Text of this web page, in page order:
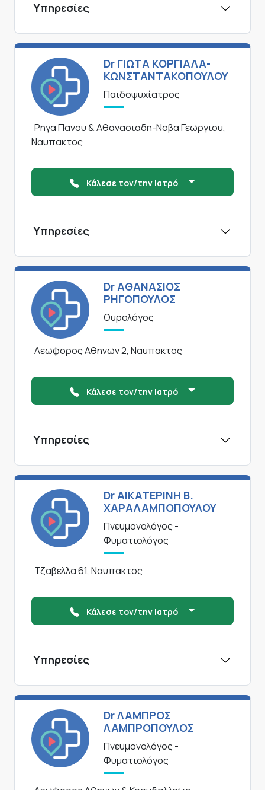
Υπηρεσίες
Dr ΓΙΩΤΑ ΚΟΡΓΙΑΛΑ-
ΚΩΝΣΤΑΝΤΑΚΟΠΟΥΛΟΥ
Παιδοψυχίατρος
Ρηγα Πανου & Αθανασιαδη-Νοβα Γεωργιου,
Ναυπακτος
Κάλεσε τον/την Ιατρό
Υπηρεσίες
Dr ΑΘΑΝΑΣΙΟΣ
ΡΗΓΟΠΟΥΛΟΣ
Ουρολόγος
Λεωφορος Αθηνων 2, Ναυπακτος
Κάλεσε τον/την Ιατρό
Υπηρεσίες
Dr ΑΙΚΑΤΕΡΙΝΗ Β.
ΧΑΡΑΛΑΜΠΟΠΟΥΛΟΥ
Πνευμονολόγος -
Φυματιολόγος
Τζαβελλα 61, Ναυπακτος
Κάλεσε τον/την Ιατρό
Υπηρεσίες
Dr ΛΑΜΠΡΟΣ
ΛΑΜΠΡΟΠΟΥΛΟΣ
Πνευμονολόγος -
Φυματιολόγος